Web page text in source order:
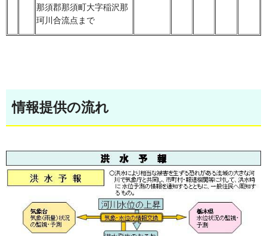
那須郡那須町大字稲沢那
珂川合流点まで
情報提供の流れ